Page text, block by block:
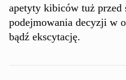
apetyty kibiców tuż
podejmowania decyzji w
bądź ekscytację.